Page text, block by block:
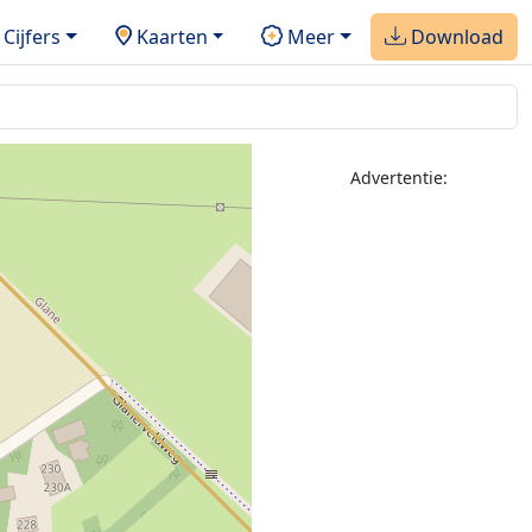
Cijfers Kaarten Meer Download
Advertentie: